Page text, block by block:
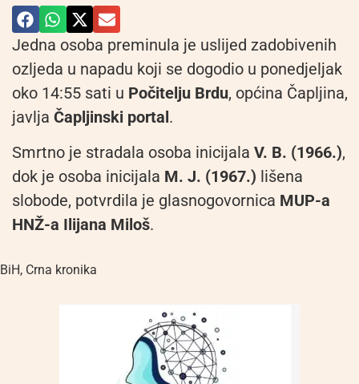
Jedna osoba preminula je uslijed zadobivenih
ozljeda u napadu koji se dogodio u ponedjeljak
oko 14:55 sati u Počitelju Brdu, općina Čapljina,
javlja Čapljinski portal.
Smrtno je stradala osoba inicijala V. B. (1966.),
dok je osoba inicijala M. J. (1967.) lišena
slobode, potvrdila je glasnogovornica MUP-a
HNŽ-a Ilijana Miloš.
BiH, Crna kronika